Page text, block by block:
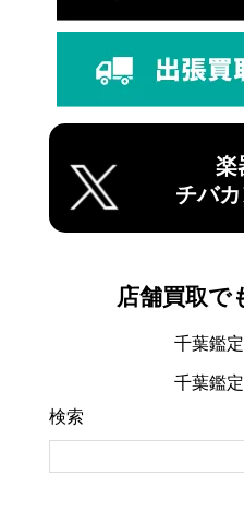
楽
チバ
店舗買取で
千葉鑑
千葉鑑
検索